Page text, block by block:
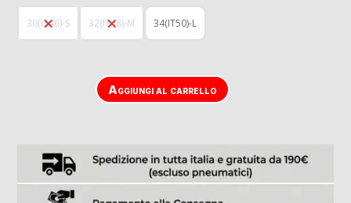
30(IT46)-S 32(IT48)-M 34(IT50)-L
Aggiungi al carrello